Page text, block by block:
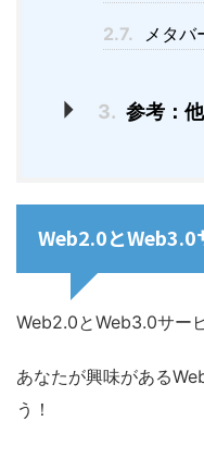
2.7. メタバ
3. 参考：
Web2.0とWeb3.0
Web2.0とWeb3.0サー
あなたが興味がある
う！